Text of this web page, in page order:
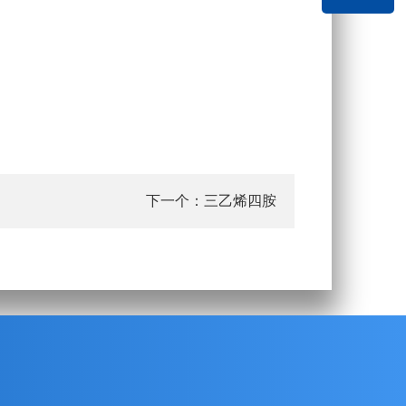
下一个： 三乙烯四胺